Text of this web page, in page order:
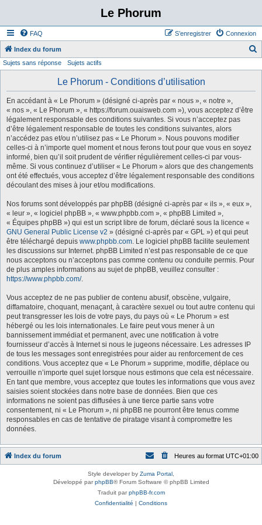
Le Phorum
FAQ Connexion
S’enregistrer
Index du forum
Sujets sans réponse Sujets actifs
Le Phorum - Conditions d’utilisation
En accédant à « Le Phorum » (désigné ci-après par « nous », « notre »,
« nos », « Le Phorum », « https://forum.ouaisweb.com »), vous acceptez d’être
légalement responsable des conditions suivantes. Si vous n’acceptez pas
d’être légalement responsable de toutes les conditions suivantes, alors
n’accédez pas et/ou n’utilisez pas « Le Phorum ». Nous pouvons modifier
celles-ci à n’importe quel moment et nous ferons tout pour que vous en soyez
informé, bien qu’il soit prudent de vérifier régulièrement celles-ci par vous-
même. Si vous continuez d’utiliser « Le Phorum » alors que des changements
ont été effectués, vous acceptez d’être légalement responsable des conditions
découlant des mises à jour et/ou modifications.
Nos forums sont développés par phpBB (désigné ci-après par « ils », « eux »,
« leur », « logiciel phpBB », « www.phpbb.com », « phpBB Limited »,
« Équipes phpBB ») qui est un script libre de forum, déclaré sous la licence «
GNU General Public License v2 » (désigné ci-après par « GPL ») et qui peut
être téléchargé depuis www.phpbb.com. Le logiciel phpBB facilite seulement
les discussions sur Internet. phpBB Limited n’est pas responsable de ce que
nous acceptons ou n’acceptons pas comme contenu ou conduite permis. Pour
de plus amples informations au sujet de phpBB, veuillez consulter :
https://www.phpbb.com/.
Vous acceptez de ne pas publier de contenu abusif, obscène, vulgaire,
diffamatoire, choquant, menaçant, à caractère sexuel ou tout autre contenu qui
peut transgresser les lois de votre pays, du pays où « Le Phorum » est
hébergé ou les lois internationales. Le faire peut vous mener à un
bannissement immédiat et permanent, avec une notification à votre
fournisseur d’accès à Internet si nous le jugeons nécessaire. Les adresses IP
de tous les messages sont enregistrées pour aider au renforcement de ces
conditions. Vous acceptez que « Le Phorum » supprime, modifie, déplace ou
verrouille n’importe quel sujet lorsque nous estimons que cela est nécessaire.
En tant que membre, vous acceptez que toutes les informations que vous avez
saisies soient stockées dans notre base de données. Bien que ces
informations ne soient pas diffusées à une tierce partie sans votre
consentement, ni « Le Phorum », ni phpBB ne pourront être tenus comme
responsables en cas de tentative de piratage visant à compromettre les
données.
Index du forum Heures au format UTC+01:00
Style developer by Zuma Portal
Développé parphpBB® Forum Software © phpBB Limited
Traduit parphpBB-fr.com
Confidentialité | Conditions